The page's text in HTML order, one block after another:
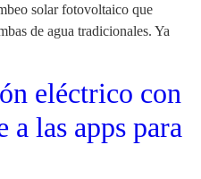
solar fotovoltaico que
de agua tradicionales. Ya
eléctrico con
a las apps para